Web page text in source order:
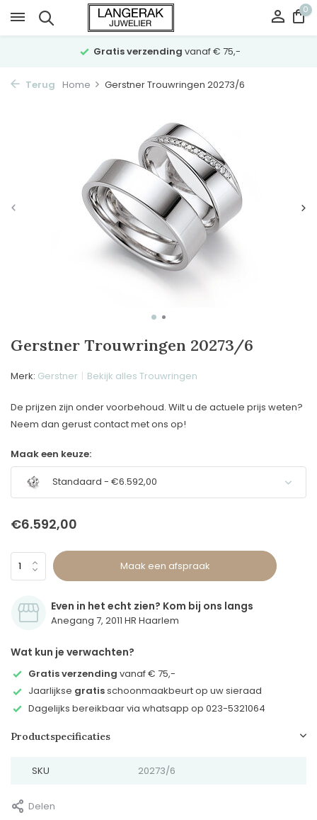
0
Gratis verzending vanaf € 75,-
Terug Home Gerstner Trouwringen 20273/6
Gerstner Trouwringen 20273/6
Merk: Gerstner Bekijk alles Trouwringen
De prijzen zijn onder voorbehoud. Wilt u de actuele prijs weten?
Neem dan gerust contact met ons op!
Maak een keuze:
Standaard - €6.592,00
€6.592,00
Maak een afspraak
Even in het echt zien? Kom bij ons langs
Anegang 7, 2011 HR Haarlem
Wat kun je verwachten?
Gratis verzending vanaf € 75,-
Jaarlijkse gratisschoonmaakbeurt op uw sieraad
Dagelijks bereikbaar via whatsapp op 023-5321064
Productspecificaties
SKU 20273/6
Delen